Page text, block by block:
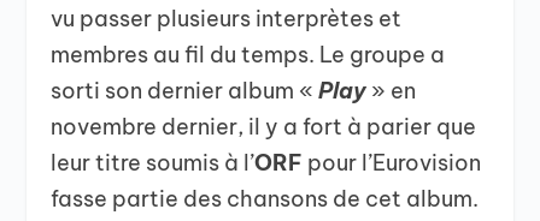
vu passer plusieurs interprètes et
membres au fil du temps. Le groupe a
sorti son dernier album «Play » en
novembre dernier, il y a fort à parier que
leur titre soumis à l’ORF pour l’Eurovision
fasse partie des chansons de cet album.